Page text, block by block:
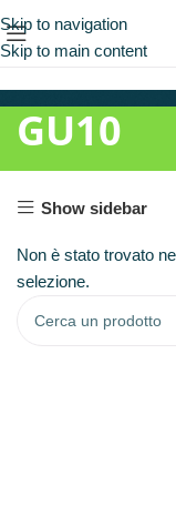
Skip to navigation
Skip to main content
GU10
Show sidebar
Non è stato trovato
selezione.